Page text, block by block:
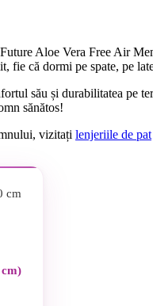
Aloe Vera Free Air
fie că dormi pe spate, pe
său și durabilitatea pe
sănătos!
vizitați lenjeriile de pat
cm